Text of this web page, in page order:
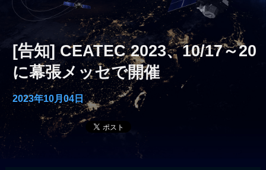
[告知] CEATEC 2023、10/17～20
に幕張メッセで開催
2023年10月04日